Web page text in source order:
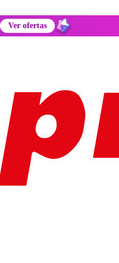
Ver ofertas